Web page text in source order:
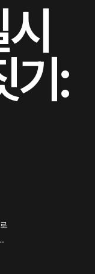
기: